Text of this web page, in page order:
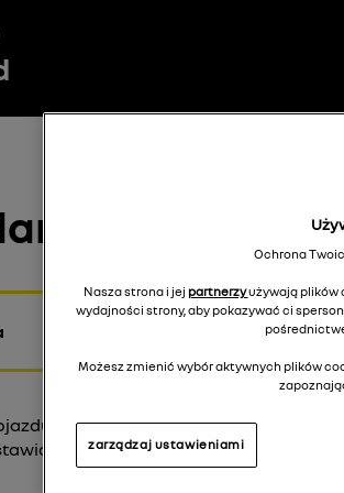
pojazdu
Oferta dla firm
Jeśli nie znasz tych danych,
dostosowaną ofertę umów
Ochrona
Nasza strona i jej partnerzyużywają plików
wydajności strony, aby pokazywać ci
Możesz zmienić wybór aktywnych plików
zarządzaj ustawieniami